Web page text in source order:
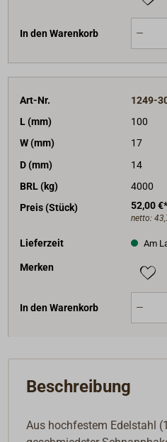
In den Warenkorb
Art-Nr.
1249-
L (mm)
100
W (mm)
17
D (mm)
14
BRL (kg)
4000
Preis (Stück)
52,00 €*
netto:
Lieferzeit Am
Merken
In den Warenkorb
Beschreibung
Aus hochfestem Edelstahl